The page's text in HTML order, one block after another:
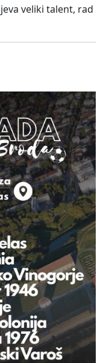
veliki talent, rad